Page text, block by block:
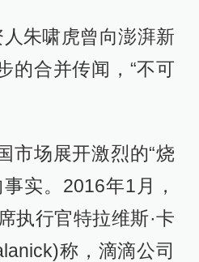
朱啸虎曾向澎湃新
的合并传闻，“不可
市场展开激烈的“烧
实。2016年1月，
执行官特拉维斯·卡
称，滴滴公司